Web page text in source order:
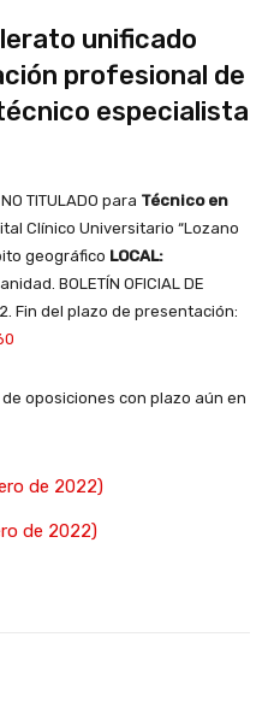
unificado
profesional de
especialista
TITULADO para Técnico en
Clínico Universitario “Lozano
geográfico LOCAL:
BOLETÍN OFICIAL DE
Fin del plazo de presentación:
oposiciones con plazo aún en
de 2022)
de 2022)